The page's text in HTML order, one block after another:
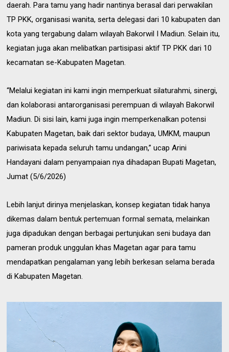
daerah. Para tamu yang hadir nantinya berasal dari perwakilan
TP PKK, organisasi wanita, serta delegasi dari 10 kabupaten dan
kota yang tergabung dalam wilayah Bakorwil I Madiun. Selain itu,
kegiatan juga akan melibatkan partisipasi aktif TP PKK dari 10
kecamatan se-Kabupaten Magetan.
“Melalui kegiatan ini kami ingin memperkuat silaturahmi, sinergi,
dan kolaborasi antarorganisasi perempuan di wilayah Bakorwil
Madiun. Di sisi lain, kami juga ingin memperkenalkan potensi
Kabupaten Magetan, baik dari sektor budaya, UMKM, maupun
pariwisata kepada seluruh tamu undangan,” ucap Arini
Handayani dalam penyampaian nya dihadapan Bupati Magetan,
Jumat (5/6/2026)
Lebih lanjut dirinya menjelaskan, konsep kegiatan tidak hanya
dikemas dalam bentuk pertemuan formal semata, melainkan
juga dipadukan dengan berbagai pertunjukan seni budaya dan
pameran produk unggulan khas Magetan agar para tamu
mendapatkan pengalaman yang lebih berkesan selama berada
di Kabupaten Magetan.